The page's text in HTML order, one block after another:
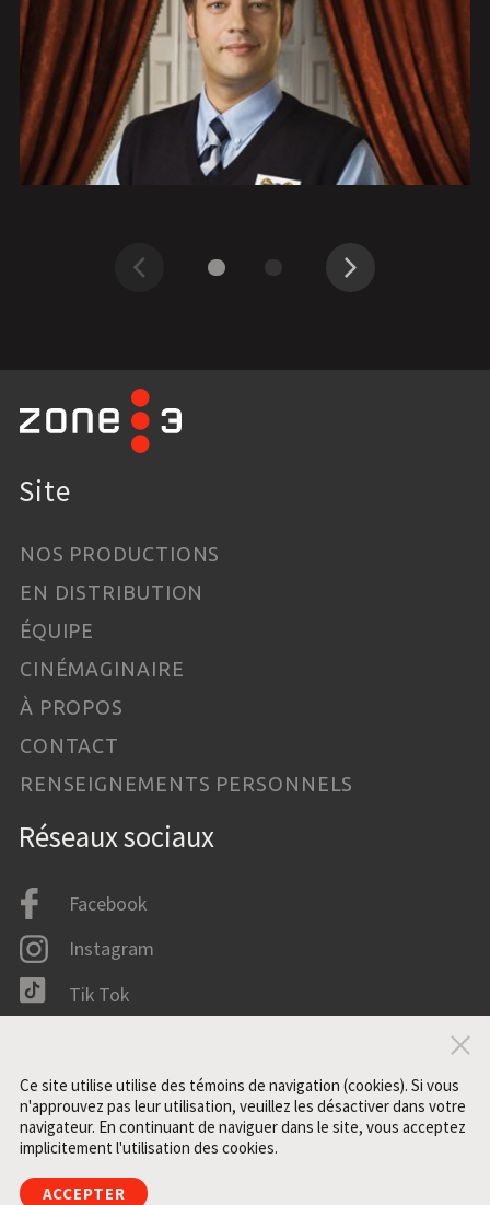
Précédent Suivant
Site
NOS PRODUCTIONS
EN DISTRIBUTION
ÉQUIPE
CINÉMAGINAIRE
À PROPOS
CONTACT
RENSEIGNEMENTS PERSONNELS
Réseaux sociaux
Facebook
Instagram
Tik Tok
IMDB
Tous droits réservés. ©2021 ZONE3
Ce site utilise utilise des témoins de navigation (cookies). Si vous
n'approuvez pas leur utilisation, veuillez les désactiver dans votre
navigateur. En continuant de naviguer dans le site, vous acceptez
implicitement l'utilisation des cookies.
ACCEPTER